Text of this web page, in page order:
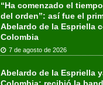
“Ha comenzado el
del orden”: así fue el
Abelardo de la Espriella
Colombia
7 de agosto de 2026
Abelardo de la Espriella